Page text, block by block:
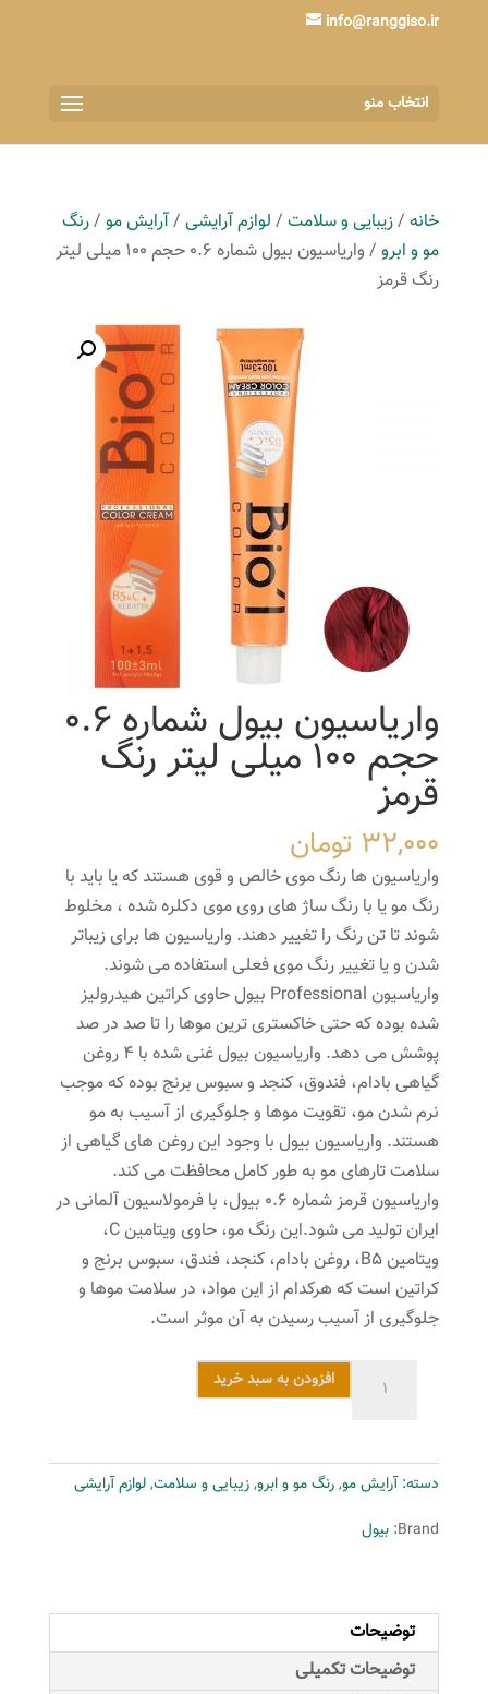
info@ranggiso.ir
انتخاب منو
خانه/زیبایی و سلامت/ لوازم آرایشی/آرایش مو/رنگ
مو و ابرو
/ واریاسیون بیول شماره 0.6 حجم 100 میلی لیتر
رنگ قرمز
واریاسیون بیول شماره 0.6
حجم 100 میلی لیتر رنگ
قرمز
32,000 تومان
واریاسیون ها رنگ موی خالص و قوی هستند که یا باید با
رنگ مو یا با رنگ ساژ های روی موی دکلره شده ، مخلوط
شوند تا تن رنگ را تغییر دهند. واریاسیون ها برای زیباتر
شدن و یا تغییر رنگ موی فعلی استفاده می شوند.
واریاسیون Professional بیول حاوی کراتین هیدرولیز
شده بوده که حتی خاکستری ترین موها را تا صد در صد
پوشش می دهد. واریاسیون بیول غنی شده با 4 روغن
گیاهی بادام، فندوق، کنجد و سبوس برنج بوده که موجب
نرم شدن مو، تقویت موها و جلوگیری از آسیب به مو
هستند. واریاسیون بیول با وجود این روغن های گیاهی از
سلامت تارهای مو به طور کامل محافظت می کند.
واریاسیون قرمز شماره 0.6 بیول، با فرمولاسیون آلمانی در
ایران تولید می شود.این رنگ مو، حاوی ویتامین C،
ویتامین B5، روغن بادام، کنجد، فندق، سبوس برنج و
کراتین است که هرکدام از این مواد، در سلامت موها و
جلوگیری از آسیب رسیدن به آن موثر است.
0.6
حجم
100
رنگ
قرمز
عدد
افزودن به سبد خرید
دسته:آرایش مو,رنگ مو و ابرو,زیبایی و سلامت,لوازم آرایشی
Brand: بیول
توضیحات
توضیحات تکمیلی